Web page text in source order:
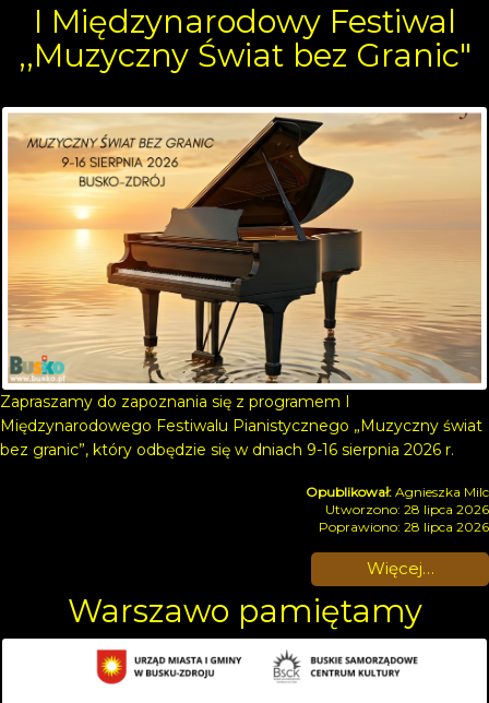
I Międzynarodowy Festiwal
,,Muzyczny Świat bez Granic"
Zapraszamy do zapoznania się z programem I
Międzynarodowego Festiwalu Pianistycznego „Muzyczny świat
bez granic”, który odbędzie się w dniach 9-16 sierpnia 2026 r.
Agnieszka Milc
Utworzono: 28 lipca 2026
Poprawiono: 28 lipca 2026
Więcej…
Warszawo pamiętamy